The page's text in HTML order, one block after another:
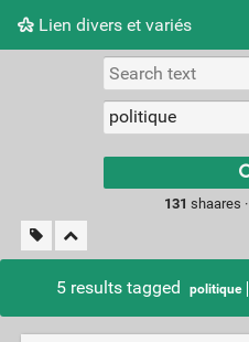
Lien divers et variés
Picture wall
131 shaares ·
5 results tagged politique